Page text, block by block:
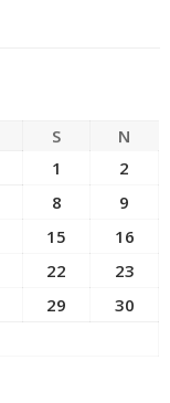
S
N
1
2
8
9
15
16
22
23
29
30